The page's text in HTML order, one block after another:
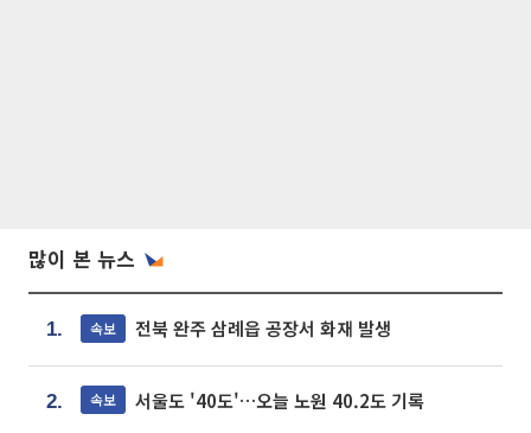
많이 본 뉴스
1. 속보 전북 완주 삼례읍 공장서 화재 발생
2. 속보 서울도 '40도'…오늘 노원 40.2도 기록